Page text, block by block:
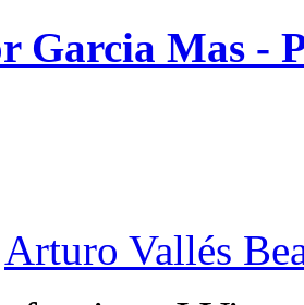
Garcia Mas -
Arturo Vallés